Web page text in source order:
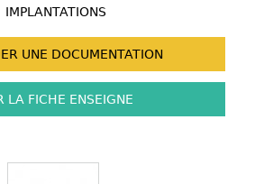
IMPLANTATIONS
UNE DOCUMENTATION
LA FICHE ENSEIGNE